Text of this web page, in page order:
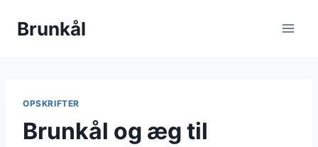
Brunkål
OPSKRIFTER
Brunkål og æg til